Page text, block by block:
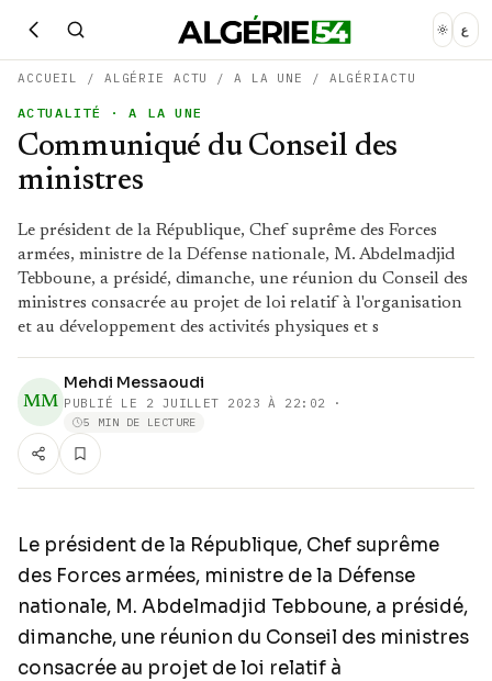
ع
ACCUEIL / ALGÉRIE ACTU /A LA UNE / ALGÉRIACTU
ACTUALITÉ · A LA UNE
Communiqué du Conseil des
ministres
Le président de la République, Chef suprême des Forces
armées, ministre de la Défense nationale, M. Abdelmadjid
Tebboune, a présidé, dimanche, une réunion du Conseil des
ministres consacrée au projet de loi relatif à l'organisation
et au développement des activités physiques et s
MM
Mehdi Messaoudi
PUBLIÉ LE 2 JUILLET 2023 À 22:02 ·
5 MIN DE LECTURE
Le président de la République, Chef suprême
des Forces armées, ministre de la Défense
nationale, M. Abdelmadjid Tebboune, a présidé,
dimanche, une réunion du Conseil des ministres
consacrée au projet de loi relatif à